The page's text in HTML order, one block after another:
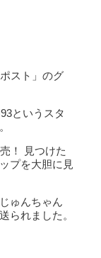
スト」のグ
というスタ
！ 見つけた
プを大胆に見
ゅんちゃん
られました。